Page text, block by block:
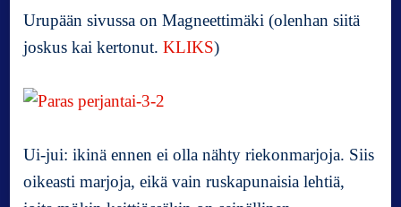
Urupään sivussa on Magneettimäki (olenhan siitä
joskus kai kertonut.KLIKS)
Ui-jui: ikinä ennen ei olla nähty riekonmarjoja. Siis
oikeasti marjoja, eikä vain ruskapunaisia lehtiä,